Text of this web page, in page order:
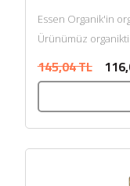
Essen Organik'in
Ürünümüz
ECOCERT
145,04 TL